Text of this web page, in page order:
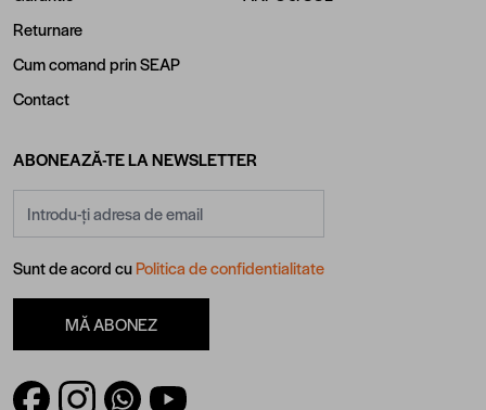
Returnare
Cum comand prin SEAP
Contact
ABONEAZĂ-TE LA NEWSLETTER
Sunt de acord cuPolitica de confidentialitate
MĂ ABONEZ